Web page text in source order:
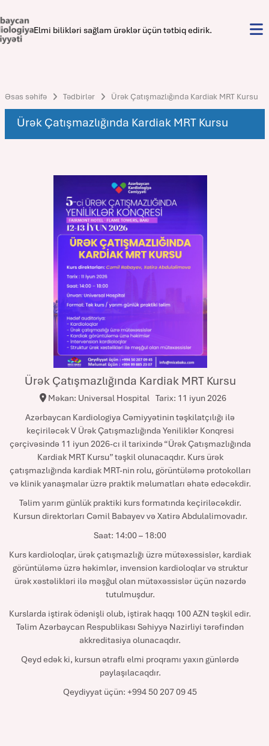
Elmi bilikləri sağlam ürəklər üçün tətbiq edirik.
Əsas səhifə Tədbirlər Ürək Çatışmazlığında Kardiak MRT Kursu
Ürək Çatışmazlığında Kardiak MRT Kursu
Ürək Çatışmazlığında Kardiak MRT Kursu
Məkan: Universal Hospital Tarix: 11 iyun 2026
Azərbaycan Kardiologiya Cəmiyyətinin təşkilatçılığı ilə
keçiriləcək V Ürək Çatışmazlığında Yeniliklər Konqresi
çərçivəsində 11 iyun 2026-cı il tarixində “Ürək Çatışmazlığında
Kardiak MRT Kursu” təşkil olunacaqdır. Kurs ürək
çatışmazlığında kardiak MRT-nin rolu, görüntüləmə protokolları
və klinik yanaşmalar üzrə praktik məlumatları əhatə edəcəkdir.
Təlim yarım günlük praktiki kurs formatında keçiriləcəkdir.
Kursun direktorları Cəmil Babayev və Xatirə Abdulalimovadır.
Saat: 14:00 – 18:00
Kurs kardioloqlar, ürək çatışmazlığı üzrə mütəxəssislər, kardiak
görüntüləmə üzrə həkimlər, invension kardioloqlar və struktur
ürək xəstəlikləri ilə məşğul olan mütəxəssislər üçün nəzərdə
tutulmuşdur.
Kurslarda iştirak ödənişli olub, iştirak haqqı 100 AZN təşkil edir.
Təlim Azərbaycan Respublikası Səhiyyə Nazirliyi tərəfindən
akkreditasiya olunacaqdır.
Qeyd edək ki, kursun ətraflı elmi proqramı yaxın günlərdə
paylaşılacaqdır.
Qeydiyyat üçün: +994 50 207 09 45